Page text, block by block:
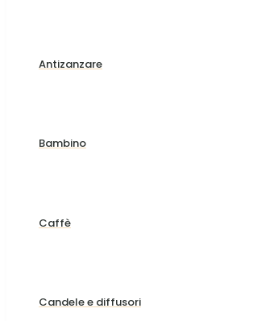
Antizanzare
Bambino
Caffè
Candele e diffusori